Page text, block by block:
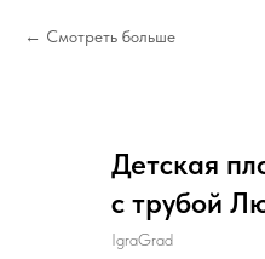
Смотреть больше
Детская
с трубой
IgraGrad